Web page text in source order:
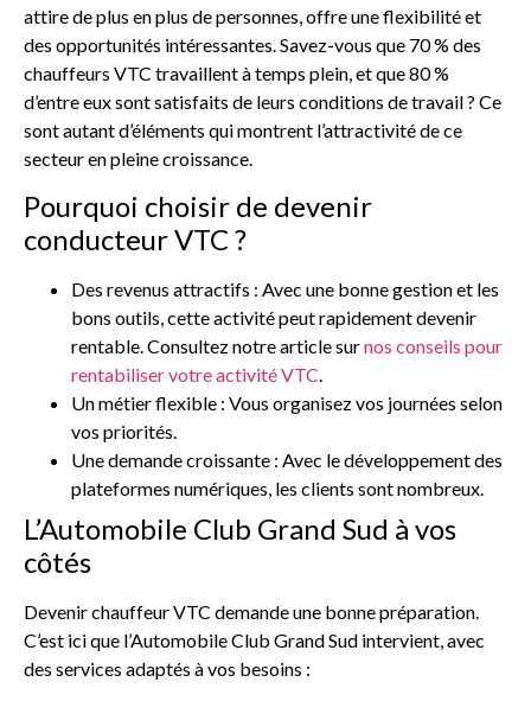
attire de plus en plus de personnes, offre une flexibilité et
des opportunités intéressantes. Savez-vous que 70 % des
chauffeurs VTC travaillent à temps plein, et que 80 %
d’entre eux sont satisfaits de leurs conditions de travail ? Ce
sont autant d’éléments qui montrent l’attractivité de ce
secteur en pleine croissance.
Pourquoi choisir de devenir
conducteur VTC ?
Des revenus attractifs : Avec une bonne gestion et les
bons outils, cette activité peut rapidement devenir
rentable. Consultez notre article surnos conseils pour
rentabiliser votre activité VTC.
Un métier flexible : Vous organisez vos journées selon
vos priorités.
Une demande croissante : Avec le développement des
plateformes numériques, les clients sont nombreux.
L’Automobile Club Grand Sud à vos
côtés
Devenir chauffeur VTC demande une bonne préparation.
C’est ici que l’Automobile Club Grand Sud intervient, avec
des services adaptés à vos besoins :